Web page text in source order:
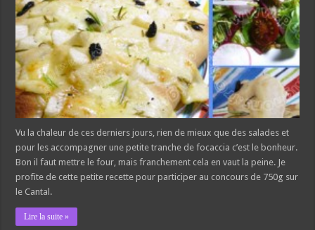
Vu la chaleur de ces derniers jours, rien de mieux que des salades et
pour les accompagner une petite tranche de focaccia c’est le bonheur.
Bon il faut mettre le four, mais franchement cela en vaut la peine. Je
profite de cette petite recette pour participer au concours de 750g sur
le Cantal.
Lire la suite »